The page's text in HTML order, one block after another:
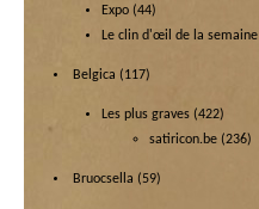
Expo (44)
Le clin d'œil de la semaine
Belgica (117)
Les plus graves (422)
satiricon.be (236)
Bruocsella (59)